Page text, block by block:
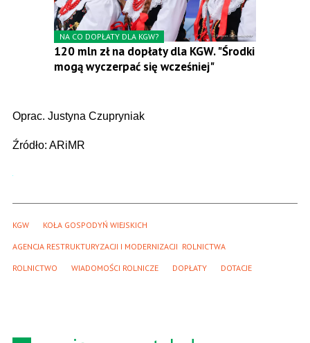
NA CO DOPŁATY DLA KGW?
120 mln zł na dopłaty dla KGW. "Środki
mogą wyczerpać się wcześniej"
Oprac. Justyna Czupryniak
Źródło: ARiMR
KGW KOŁA GOSPODYŃ WIEJSKICH
AGENCJA RESTRUKTURYZACJI I MODERNIZACJI  ROLNICTWA
ROLNICTWO WIADOMOŚCI ROLNICZE DOPŁATY DOTACJE